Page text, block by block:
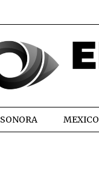
SONORA MEXICO